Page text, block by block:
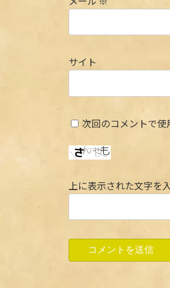
サイト
次回のコメントで使
上に表示された文字を